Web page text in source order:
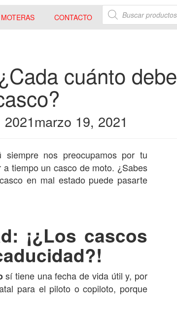
CONTACTO
cuánto debe
marzo 19, 2021
siempre nos preocupamos por tu
tiempo un casco de moto. ¿Sabes
en mal estado puede pasarte
¡¿Los cascos
sí tiene una fecha de vida útil y, por
para el piloto o copiloto, porque